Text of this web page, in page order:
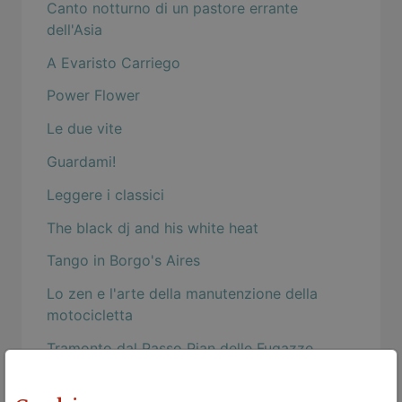
Canto notturno di un pastore errante
dell'Asia
A Evaristo Carriego
Power Flower
Le due vite
Guardami!
Leggere i classici
The black dj and his white heat
Tango in Borgo's Aires
Lo zen e l'arte della manutenzione della
motocicletta
Tramonto dal Passo Pian delle Fugazze